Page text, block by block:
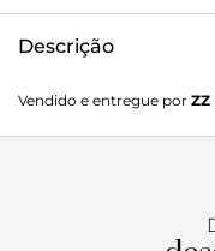
Descrição
e sofisticação em um
verniz valoriza a
sustentação. O salto
para produções
Vendido e entregue por ZZ